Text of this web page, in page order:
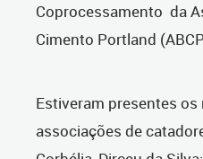
Coprocessamento da
Cimento Portland
Estiveram presentes
associações de